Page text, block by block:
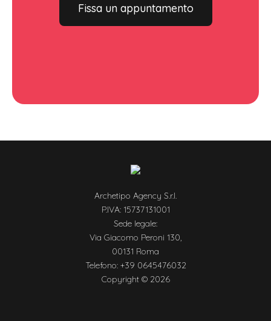
Fissa un appuntamento
Archetipo Agency S.r.l.
P.IVA: 15737131001
Sede legale:
Via Giacomo Peroni 130,
00131 Roma
Telefono: +39 0645476032
Copyright © 2026